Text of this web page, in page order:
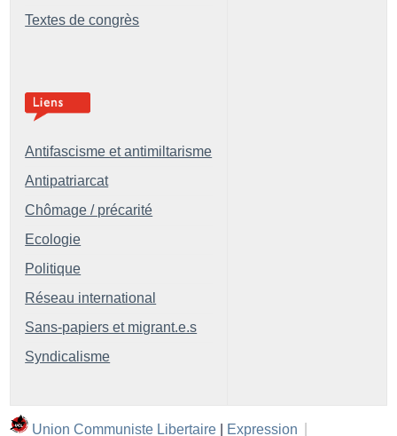
Textes de congrès
Antifascisme et antimiltarisme
Antipatriarcat
Chômage / précarité
Ecologie
Politique
Réseau international
Sans-papiers et migrant.e.s
Syndicalisme
Union Communiste Libertaire | Expression